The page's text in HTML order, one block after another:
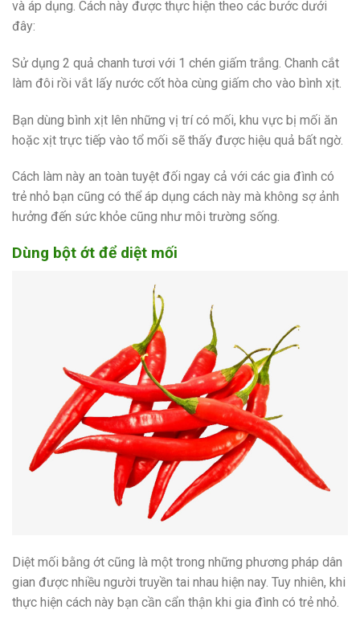
và áp dụng. Cách này được thực hiện theo các bước dưới
đây:
Sử dụng 2 quả chanh tươi với 1 chén giấm trắng. Chanh cắt
làm đôi rồi vắt lấy nước cốt hòa cùng giấm cho vào bình xịt.
Bạn dùng bình xịt lên những vị trí có mối, khu vực bị mối ăn
hoặc xịt trực tiếp vào tổ mối sẽ thấy được hiệu quả bất ngờ.
Cách làm này an toàn tuyệt đối ngay cả với các gia đình có
trẻ nhỏ bạn cũng có thể áp dụng cách này mà không sợ ảnh
hưởng đến sức khỏe cũng như môi trường sống.
Dùng bột ớt để diệt mối
Diệt mối bằng ớt cũng là một trong những phương pháp dân
gian được nhiều người truyền tai nhau hiện nay. Tuy nhiên, khi
thực hiện cách này bạn cần cẩn thận khi gia đình có trẻ nhỏ.